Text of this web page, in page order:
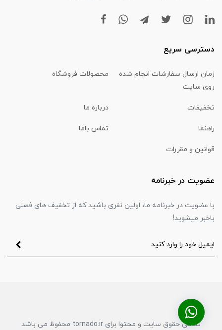
دسترسی سریع
زمان ارسال سفارشات انجام شده
روی سایت
محصولات فروشگاه
تخفیفات درباره ما
راهنما تماس باما
قوانین و مقررات
عضویت در خبرنامه
با عضویت در خبرنامه ما، اولین نفری باشید که از تخفیف های فصلی
باخبر میشوید!
تمامی حقوق سایت و محتوا برای tornado.ir محفوظ می باشد